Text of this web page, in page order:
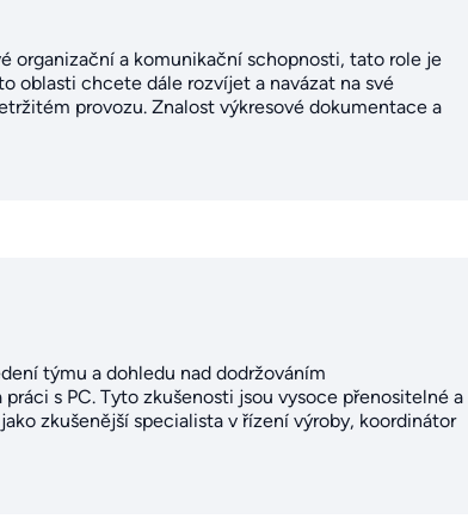
organizační a komunikační schopnosti, tato role je
oblasti chcete dále rozvíjet a navázat na své
provozu. Znalost výkresové dokumentace a
týmu a dohledu nad dodržováním
s PC. Tyto zkušenosti jsou vysoce přenositelné a
zkušenější specialista v řízení výroby, koordinátor